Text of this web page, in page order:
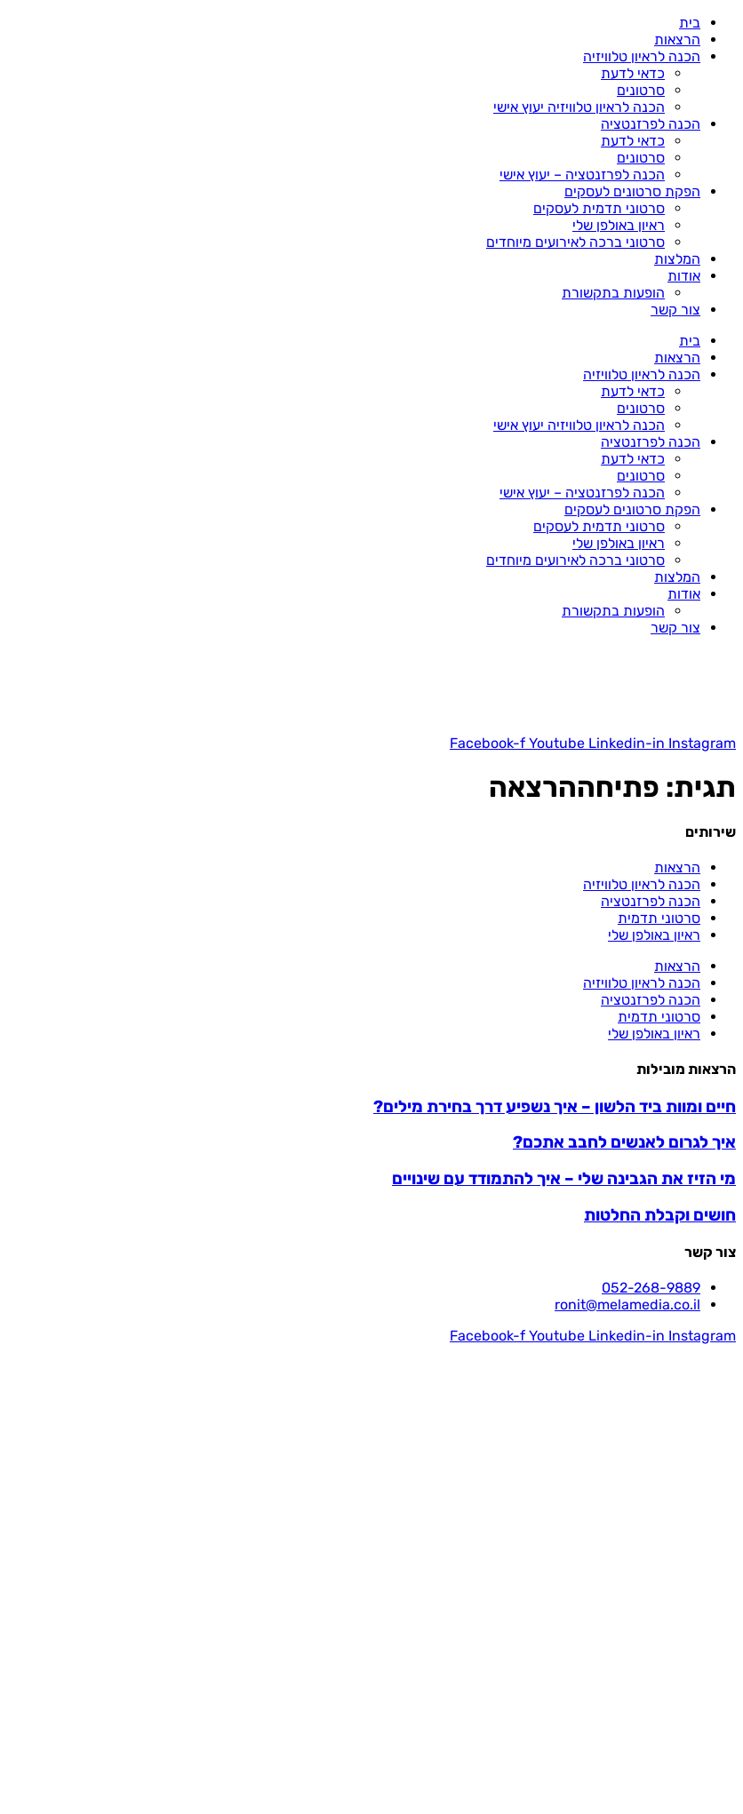
לתוכן
בית
הרצאות
הכנה לראיון טלוויזיה
כדאי לדעת
סרטונים
הכנה לראיון טלוויזיה יעוץ אישי
הכנה לפרזנטציה
כדאי לדעת
סרטונים
הכנה לפרזנטציה – יעוץ אישי
הפקת סרטונים לעסקים
סרטוני תדמית לעסקים
ראיון באולפן שלי
סרטוני ברכה לאירועים מיוחדים
המלצות
אודות
הופעות בתקשורת
צור קשר
בית
הרצאות
הכנה לראיון טלוויזיה
כדאי לדעת
סרטונים
הכנה לראיון טלוויזיה יעוץ אישי
הכנה לפרזנטציה
כדאי לדעת
סרטונים
הכנה לפרזנטציה – יעוץ אישי
הפקת סרטונים לעסקים
סרטוני תדמית לעסקים
ראיון באולפן שלי
סרטוני ברכה לאירועים מיוחדים
המלצות
אודות
הופעות בתקשורת
צור קשר
Facebook-f Youtube Linkedin-in Instagram
תגית: פתיחההרצאה
שירותים
הרצאות
הכנה לראיון טלוויזיה
הכנה לפרזנטציה
סרטוני תדמית
ראיון באולפן שלי
הרצאות
הכנה לראיון טלוויזיה
הכנה לפרזנטציה
סרטוני תדמית
ראיון באולפן שלי
הרצאות מובילות
חיים ומוות ביד הלשון – איך נשפיע דרך בחירת מילים?
איך לגרום לאנשים לחבב אתכם?
מי הזיז את הגבינה שלי – איך להתמודד עם שינויים
חושים וקבלת החלטות
צור קשר
052-268-9889
ronit@melamedia.co.il
Facebook-f Youtube Linkedin-in Instagram